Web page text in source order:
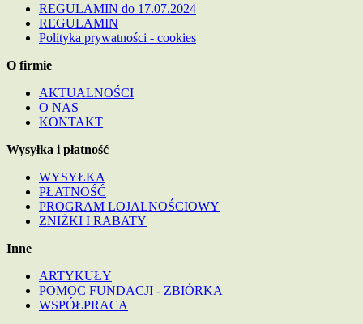
REGULAMIN do 17.07.2024
REGULAMIN
Polityka prywatności - cookies
O firmie
AKTUALNOŚCI
O NAS
KONTAKT
Wysyłka i płatność
WYSYŁKA
PŁATNOŚĆ
PROGRAM LOJALNOŚCIOWY
ZNIŻKI I RABATY
Inne
ARTYKUŁY
POMOC FUNDACJI - ZBIÓRKA
WSPÓŁPRACA